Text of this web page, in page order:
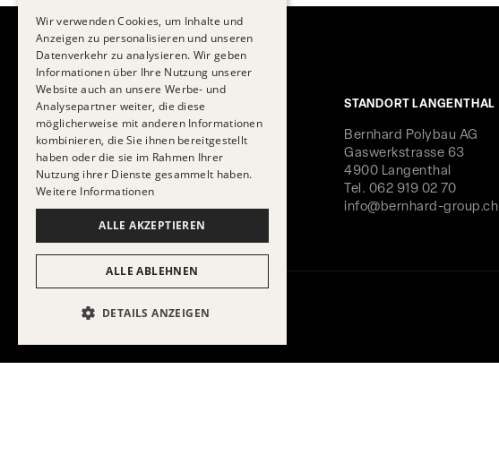
STANDORT LANGENTHAL
Bernhard Polybau AG
Gaswerkstrasse 63
4900 Langenthal
Tel. 062 919 02 70
info@bernhard-group.ch
Wir verwenden Cookies, um Inhalte und
Anzeigen zu personalisieren und unseren
Datenverkehr zu analysieren. Wir geben
Informationen über Ihre Nutzung unserer
Website auch an unsere Werbe- und
Analysepartner weiter, die diese
möglicherweise mit anderen Informationen
kombinieren, die Sie ihnen bereitgestellt
haben oder die sie im Rahmen Ihrer
Nutzung ihrer Dienste gesammelt haben.
Weitere Informationen
ALLE AKZEPTIEREN
ALLE ABLEHNEN
DETAILS ANZEIGEN